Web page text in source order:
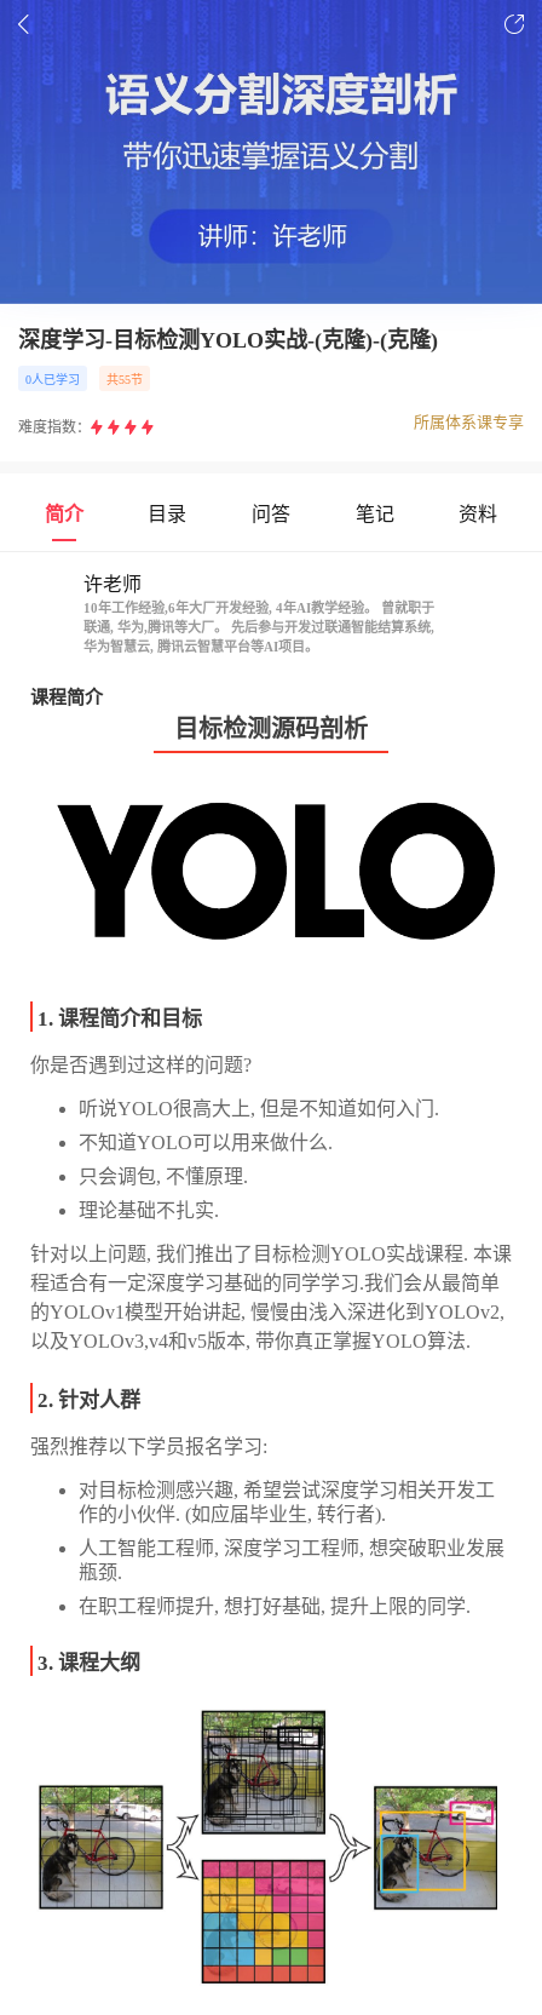
深度学习-目标检测YOLO实战-(克隆)-(克隆)
0人已学习 共55节
难度指数： 所属体系课专享
简介 目录 问答 笔记 资料
许老师
10年工作经验,6年大厂开发经验, 4年AI教学经验。 曾就职于
联通, 华为,腾讯等大厂。 先后参与开发过联通智能结算系统,
华为智慧云, 腾讯云智慧平台等AI项目。
课程简介
目标检测源码剖析
1. 课程简介和目标
你是否遇到过这样的问题?
听说YOLO很高大上, 但是不知道如何入门.
不知道YOLO可以用来做什么.
只会调包, 不懂原理.
理论基础不扎实.
针对以上问题, 我们推出了目标检测YOLO实战课程. 本课
程适合有一定深度学习基础的同学学习.我们会从最简单
的YOLOv1模型开始讲起, 慢慢由浅入深进化到YOLOv2,
以及YOLOv3,v4和v5版本, 带你真正掌握YOLO算法.
2. 针对人群
强烈推荐以下学员报名学习:
对目标检测感兴趣, 希望尝试深度学习相关开发工
作的小伙伴. (如应届毕业生, 转行者).
人工智能工程师, 深度学习工程师, 想突破职业发展
瓶颈.
在职工程师提升, 想打好基础, 提升上限的同学.
3. 课程大纲